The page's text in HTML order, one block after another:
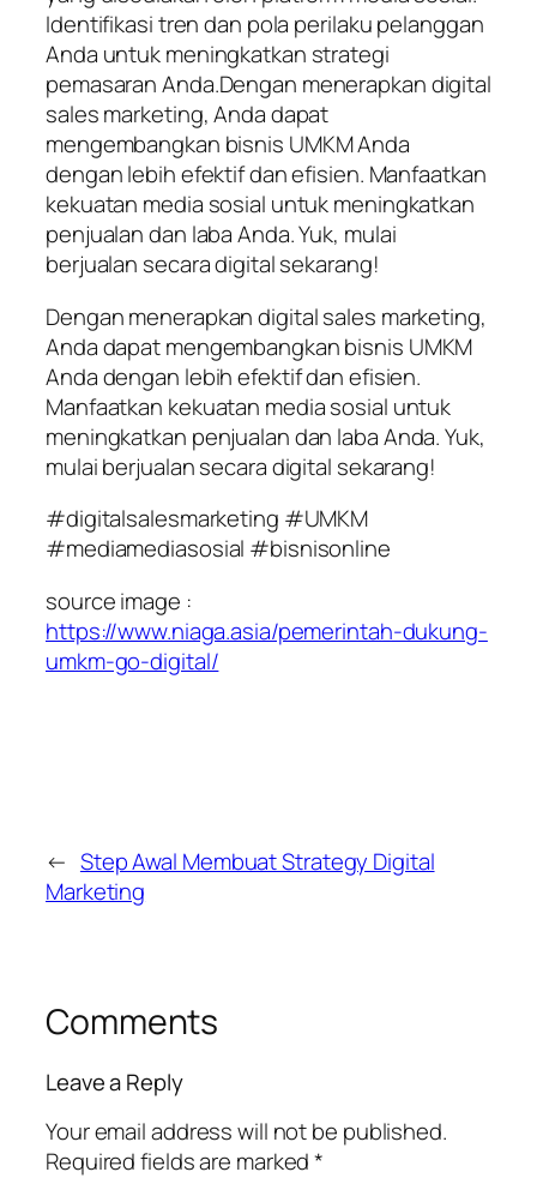
Identifikasi tren dan pola perilaku pelanggan
Anda untuk meningkatkan strategi
pemasaran Anda.Dengan menerapkan digital
sales marketing, Anda dapat
mengembangkan bisnis UMKM Anda
dengan lebih efektif dan efisien. Manfaatkan
kekuatan media sosial untuk meningkatkan
penjualan dan laba Anda. Yuk, mulai
berjualan secara digital sekarang!
Dengan menerapkan digital sales marketing,
Anda dapat mengembangkan bisnis UMKM
Anda dengan lebih efektif dan efisien.
Manfaatkan kekuatan media sosial untuk
meningkatkan penjualan dan laba Anda. Yuk,
mulai berjualan secara digital sekarang!
#digitalsalesmarketing #UMKM
#mediamediasosial #bisnisonline
source image :
https://www.niaga.asia/pemerintah-dukung-
umkm-go-digital/
← Step Awal Membuat Strategy Digital
Marketing
Comments
Leave a Reply
Your email address will not be published.
Required fields are marked*